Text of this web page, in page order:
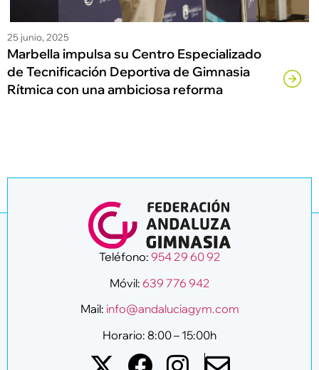
25 junio, 2025
Marbella impulsa su Centro Especializado
de Tecnificación Deportiva de Gimnasia
Rítmica con una ambiciosa reforma
Teléfono: 954 29 60 92
Móvil: 639 776 942
Mail: info@andaluciagym.com
Horario: 8:00 – 15:00h